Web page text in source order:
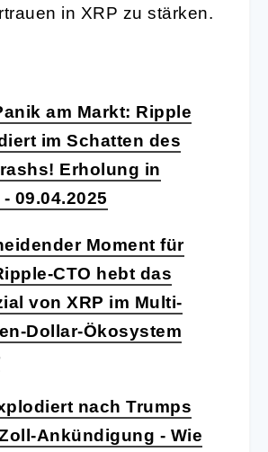
in XRP zu stärken.
am Markt: Ripple
im Schatten des
Erholung in
09.04.2025
Moment für
CTO hebt das
von XRP im Multi-
Dollar-Ökosystem
nach Trumps
Ankündigung - Wie